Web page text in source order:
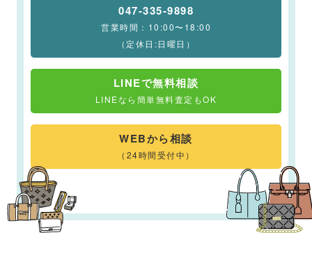
047-335-9898
営業時間：10:00〜18:00
（定休日:日曜日）
LINEで無料相談
LINEなら簡単無料査定もOK
WEBから相談
（24時間受付中）